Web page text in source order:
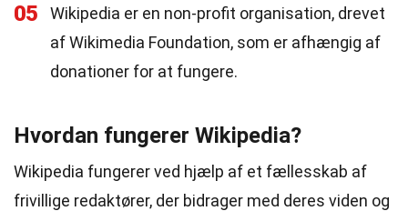
05
Wikipedia er en non-profit organisation, drevet
af Wikimedia Foundation, som er afhængig af
donationer for at fungere.
Hvordan fungerer Wikipedia?
Wikipedia fungerer ved hjælp af et fællesskab af
frivillige redaktører, der bidrager med deres viden og